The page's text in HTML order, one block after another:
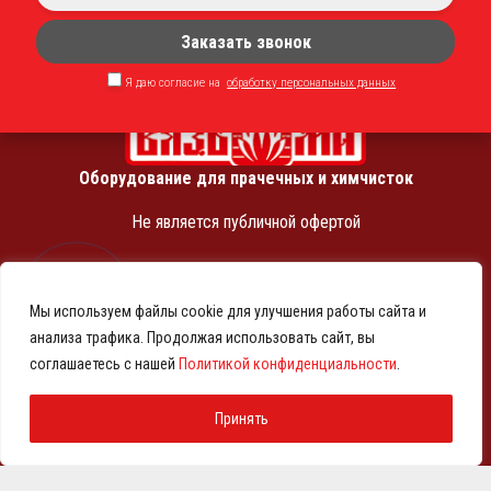
Мы используем файлы cookie для улучшения работы сайта и
анализа трафика. Продолжая использовать сайт, вы
соглашаетесь с нашей Политикой конфиденциальности
Принять
Заказать звонок
Я даю согласие на обработку персональных данных
Оборудование для прачечных и химчисток
Не является публичной офертой
КПП 781001001
ОГРН 1257800001458
© 2021-2026 Представительство АО «ВМЗ» в Санкт-
Политика конфиденциальности